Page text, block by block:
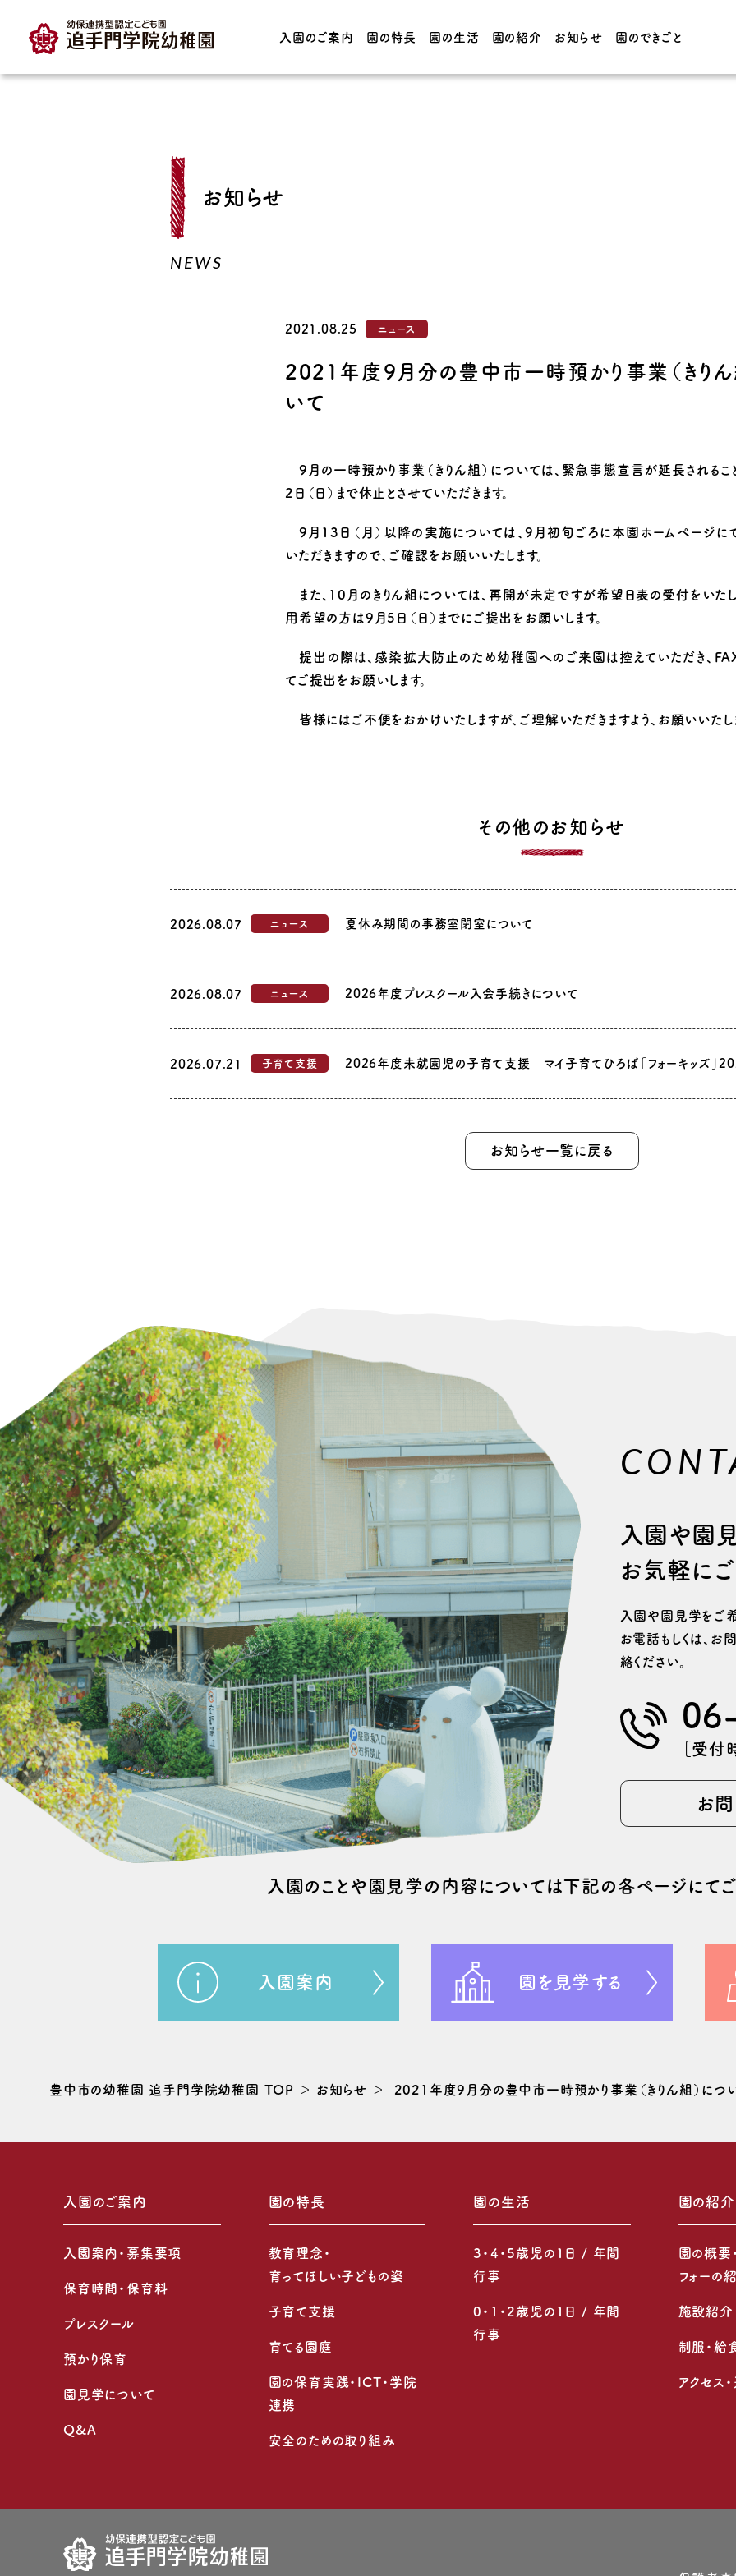
入園のご案内 園の特長 園の生活 園の紹介 お知らせ 園のできごと
入園案内・募集要項
教育理念・育ってほしい子
園の保育実践・ICT・学院
安全のための取り組み
お知らせ
NEWS
2021.08.25 ニュース
2021年度9月分の豊中市一時預かり事業（きりん
いて
9月の一時預かり事業（きりん組）については、緊急事態宣言が延長されるこ
2日（日）まで休止とさせていただきます。
9月13日（月）以降の実施については、9月初旬ごろに本園ホームページに
いただきますので、ご確認をお願いいたします。
また、10月のきりん組については、再開が未定ですが希望日表の受付をいたし
用希望の方は9月5日（日）までにご提出をお願いします。
提出の際は、感染拡大防止のため幼稚園へのご来園は控えていただき、
てご提出をお願いします。
皆様にはご不便をおかけいたしますが、ご理解いただきますよう、お願いいたし
その他のお知らせ
2026.08.07 ニュース 夏休み期間の事務室閉室について
2026.08.07 ニュース 2026年度プレスクール入会手続きについて
2026.07.21 子育て支援 2026年度未就園児の子育て支援 マイ子育てひろば「フォーキッズ」
お知らせ一覧に戻る
⼊園や園
お気軽に
⼊園や園⾒学をご
お電話もしくは、
お
絡ください。
［受
お
⼊園のことや園⾒学の 内容については下記の各ページにて
入園案内 園を見学する
豊中市の幼稚園 追手門学院幼稚園 TOP お知らせ 2021年度9月分の豊中市一時預かり事業（きりん組）につ
入園のご案内
入園案内・募集要項
保育時間・保育料
プレスクール
預かり保育
園見学について
Q&A
園の特長
教育理念・
育ってほしい子どもの姿
子育て支援
育てる園庭
園の保育実践・ICT・学院
連携
安全のための取り組み
園の生活
3・4・5歳児の1日 / 年間
行事
0・1・2歳児の1日 / 年間
行事
園の紹介
園の概要
フォーの
施設紹介
制服・給
アクセス